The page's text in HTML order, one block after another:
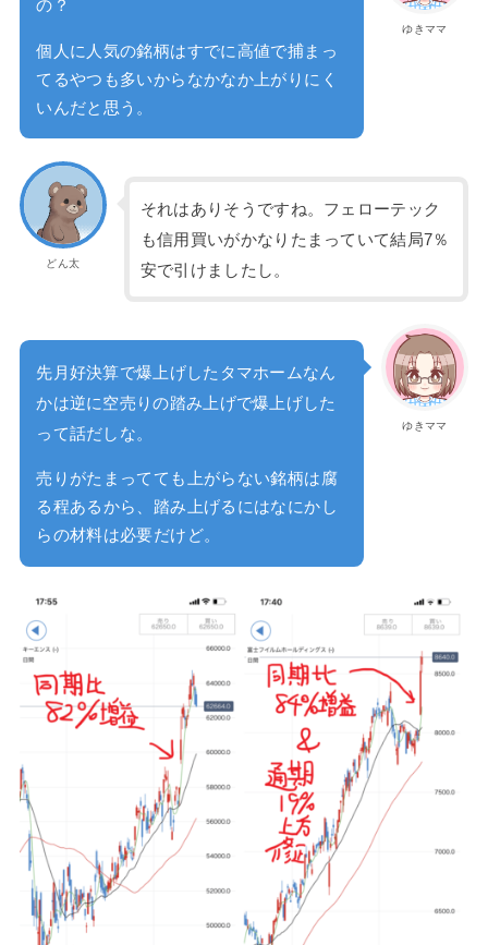
ゆきママ
の？
個人に人気の銘柄はすでに高値で捕まっ
てるやつも多いからなかなか上がりにく
いんだと思う。
どん太
それはありそうですね。フェローテック
も信用買いがかなりたまっていて結局7％
安で引けましたし。
ゆきママ
先月好決算で爆上げしたタマホームなん
かは逆に空売りの踏み上げで爆上げした
って話だしな。
売りがたまってても上がらない銘柄は腐
る程あるから、踏み上げるにはなにかし
らの材料は必要だけど。